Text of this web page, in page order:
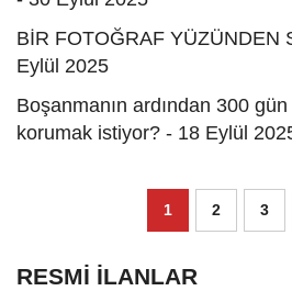
BİR FOTOĞRAF YÜZÜNDEN
Eylül 2025
Boşanmanın ardından 300
korumak istiyor? - 18 Eylül
1 2 3
RESMİ İLANLAR